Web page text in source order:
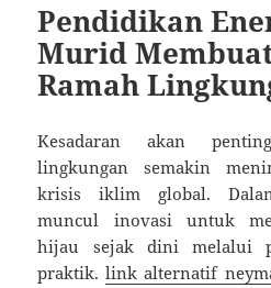
Pendidikan
Murid
Ramah
Kesadaran akan
lingkungan semakin
krisis iklim global.
muncul inovasi untuk
hijau sejak dini melalui
praktik.link alternatif